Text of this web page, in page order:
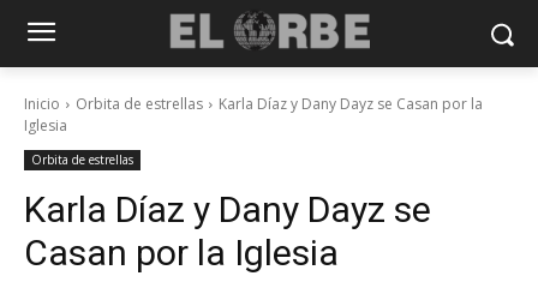
Inicio Orbita de estrellas
Karla Díaz y Dany Dayz se Casan por la
Iglesia
Orbita de estrellas
Karla Díaz y Dany Dayz se
Casan por la Iglesia